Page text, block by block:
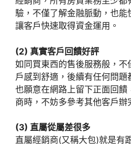
驗，不僅了解金融脈動，也能
讓客戶快速取得資金運用。
(2) 真實客戶回饋好評
如同買東西的售後服務般，不
戶感到舒適，後續有任何問題
也願意在網路上留下正面回饋
商時，不妨多參考其他客戶辦
(3) 直屬從屬差很多
直屬經銷商(又稱大包)就是有